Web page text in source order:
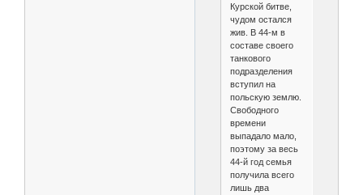
Курской битве,
чудом остался
жив. В 44-м в
составе своего
танкового
подразделения
вступил на
польскую землю.
Свободного
времени
выпадало мало,
поэтому за весь
44-й год семья
получила всего
лишь два